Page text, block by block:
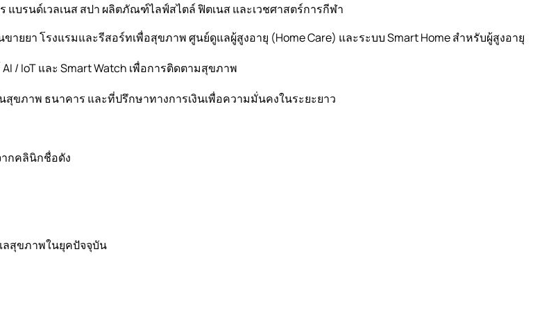
บรนด์เวลเนส สปา ผลิตภัณฑ์ไลฟ์สไตล์ ฟิตเนส และเวชศาสตร์การกีฬา
ายยา โรงแรมและรีสอร์ทเพื่อสุขภาพ ศูนย์ดูแลผู้สูงอายุ (Home Care) และระบบ Smart Home สำหรับผู้สูงอายุ
/ IoT และ Smart Watch เพื่อการติดตามสุขภาพ
สุขภาพ ธนาคาร และที่ปรึกษาทางการเงินเพื่อความมั่นคงในระยะยาว
ากคลินิกชื่อดัง
สุขภาพในยุคปัจจุบัน